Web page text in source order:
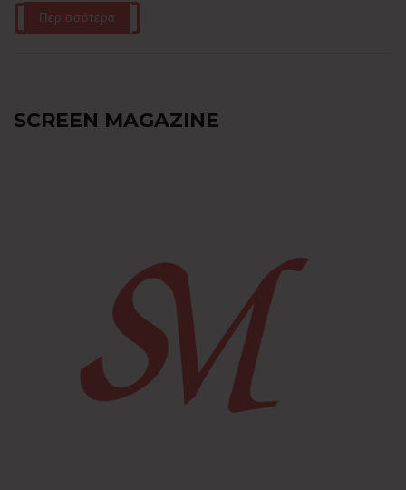
Περισσότερα
SCREEN MAGAZINE